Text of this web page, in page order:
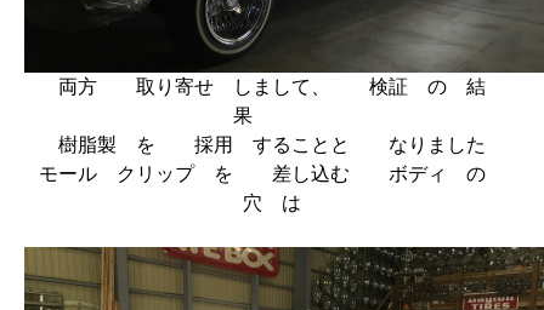
両方 取り寄せ しまして、 検証 の 結
果
樹脂製 を 採用 することと なりました
モール クリップ を 差し込む ボディ の
穴 は